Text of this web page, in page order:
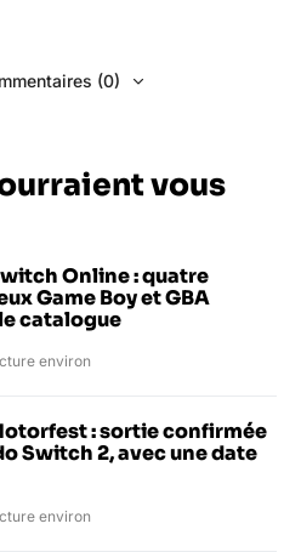
(0)
vous
Online : quatre
Game Boy et GBA
catalogue
environ
: sortie confirmée
Switch 2, avec une date
environ